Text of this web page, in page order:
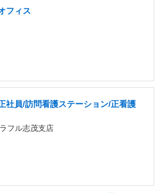
フィス
社員/訪問看護ステーション/正看護
フル志茂支店